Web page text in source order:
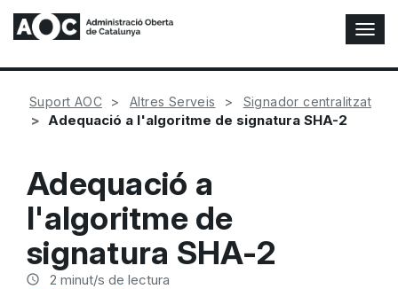
A
l
t
r
Suport AOC Altres Serveis Signador centralitzat
Adequació a l'algoritme de signatura SHA-2
Adequació a
l'algoritme de
signatura SHA-2
2 minut/s de lectura